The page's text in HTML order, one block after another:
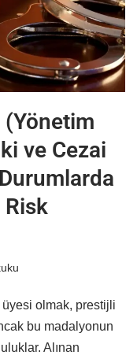
ve Cezai
Risk
olmak, prestijli
bu madalyonun
Alınan